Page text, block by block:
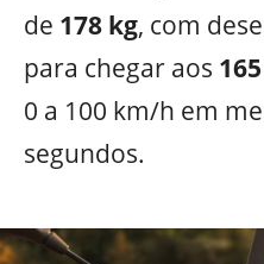
de 178 kg, com
para chegar aos
0 a 100 km/h em
segundos.